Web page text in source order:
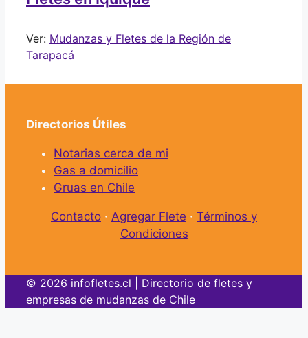
Ver: Mudanzas y Fletes de la Región de
Tarapacá
Directorios Útiles
Notarias cerca de mi
Gas a domicilio
Gruas en Chile
Contacto · Agregar Flete · Términos y
Condiciones
© 2026 infofletes.cl | Directorio de fletes y
empresas de mudanzas de Chile